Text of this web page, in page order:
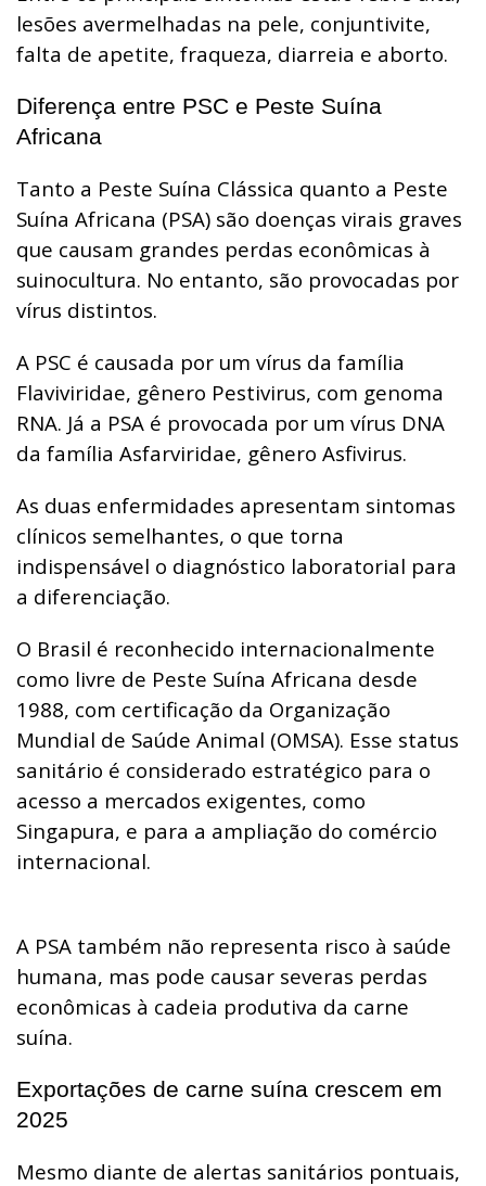
lesões avermelhadas na pele, conjuntivite,
falta de apetite, fraqueza, diarreia e aborto.
Diferença entre PSC e Peste Suína
Africana
Tanto a Peste Suína Clássica quanto a Peste
Suína Africana (PSA) são doenças virais graves
que causam grandes perdas econômicas à
suinocultura. No entanto, são provocadas por
vírus distintos.
A PSC é causada por um vírus da família
Flaviviridae, gênero Pestivirus, com genoma
RNA. Já a PSA é provocada por um vírus DNA
da família Asfarviridae, gênero Asfivirus.
As duas enfermidades apresentam sintomas
clínicos semelhantes, o que torna
indispensável o diagnóstico laboratorial para
a diferenciação.
O Brasil é reconhecido internacionalmente
como livre de Peste Suína Africana desde
1988, com certificação da Organização
Mundial de Saúde Animal (OMSA). Esse status
sanitário é considerado estratégico para o
acesso a mercados exigentes, como
Singapura, e para a ampliação do comércio
internacional.
A PSA também não representa risco à saúde
humana, mas pode causar severas perdas
econômicas à cadeia produtiva da carne
suína.
Exportações de carne suína crescem em
2025
Mesmo diante de alertas sanitários pontuais,